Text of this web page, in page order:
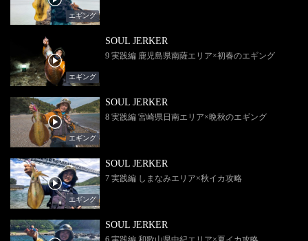
エギング
エギング
SOUL JERKER
9 実践編 鹿児島県南薩エリア×初春のエギング
エギング
SOUL JERKER
8 実践編 宮崎県日南エリア×晩秋のエギング
エギング
SOUL JERKER
7 実践編 しまなみエリア×秋イカ攻略
SOUL JERKER